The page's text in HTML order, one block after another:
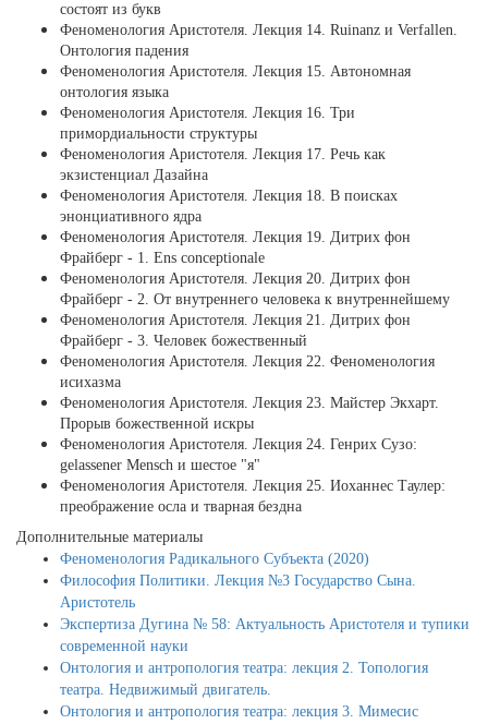
соcтоят из букв
Феноменология Аристотеля. Лекция 14. Ruinanz и Verfallen.
Онтология падения
Феноменология Аристотеля. Лекция 15. Автономная
онтология языка
Феноменология Аристотеля. Лекция 16. Три
примордиальности структуры
Феноменология Аристотеля. Лекция 17. Речь как
экзистенциал Дазайна
Феноменология Аристотеля. Лекция 18. В поисках
энонциативного ядра
Феноменология Аристотеля. Лекция 19. Дитрих фон
Фрайберг - 1. Ens conceptionale
Феноменология Аристотеля. Лекция 20. Дитрих фон
Фрайберг - 2. От внутреннего человека к внутреннейшему
Феноменология Аристотеля. Лекция 21. Дитрих фон
Фрайберг - 3. Человек божественный
Феноменология Аристотеля. Лекция 22. Феноменология
исихазма
Феноменология Аристотеля. Лекция 23. Майстер Экхарт.
Прорыв божественной искры
Феноменология Аристотеля. Лекция 24. Генрих Сузо:
gelassener Mensch и шестое "я"
Феноменология Аристотеля. Лекция 25. Иоханнес Таулер:
преображение осла и тварная бездна
Дополнительные материалы
Феноменология Радикального Субъекта (2020)
Философия Политики. Лекция №3 Государство Сына.
Аристотель
Экспертиза Дугина № 58: Актуальность Аристотеля и тупики
современной науки
Онтология и антропология театра: лекция 2. Топология
театра. Недвижимый двигатель.
Онтология и антропология театра: лекция 3. Мимесис